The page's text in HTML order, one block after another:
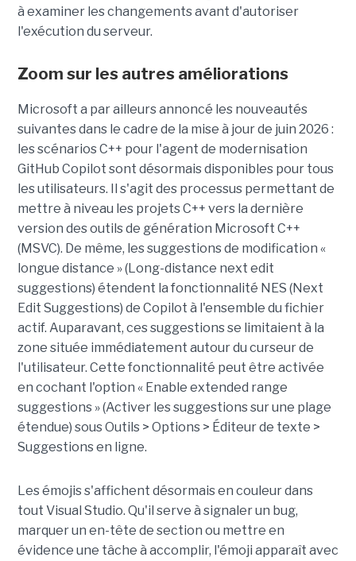
à examiner les changements avant d'autoriser
l'exécution du serveur.
Zoom sur les autres améliorations
Microsoft a par ailleurs annoncé les nouveautés
suivantes dans le cadre de la mise à jour de juin 2026 :
les scénarios C++ pour l'agent de modernisation
GitHub Copilot sont désormais disponibles pour tous
les utilisateurs. Il s'agit des processus permettant de
mettre à niveau les projets C++ vers la dernière
version des outils de génération Microsoft C++
(MSVC). De même, les suggestions de modification «
longue distance » (Long-distance next edit
suggestions) étendent la fonctionnalité NES (Next
Edit Suggestions) de Copilot à l'ensemble du fichier
actif. Auparavant, ces suggestions se limitaient à la
zone située immédiatement autour du curseur de
l'utilisateur. Cette fonctionnalité peut être activée
en cochant l'option « Enable extended range
suggestions » (Activer les suggestions sur une plage
étendue) sous Outils > Options > Éditeur de texte >
Suggestions en ligne.
Les émojis s'affichent désormais en couleur dans
tout Visual Studio. Qu'il serve à signaler un bug,
marquer un en-tête de section ou mettre en
évidence une tâche à accomplir, l'émoji apparaît avec